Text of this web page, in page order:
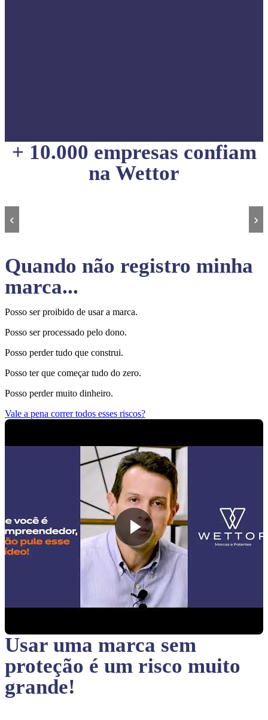
+ 10.000 empresas confiam
na Wettor
‹ ›
Quando não registro minha
marca...
Posso ser proibido de usar a marca.
Posso ser processado pelo dono.
Posso perder tudo que construi.
Posso ter que começar tudo do zero.
Posso perder muito dinheiro.
Vale a pena correr todos esses riscos?
Usar uma marca sem
proteção é um risco muito
grande!